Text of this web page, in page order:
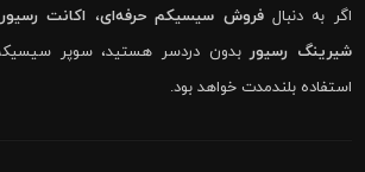
اگر به دنبالفروش سیسیکم حرفه‌ای، اکانت رسیور
شیرینگ رسیوربدون دردسر هستید، سوپر
استفاده بلندمدت خواهد بود.